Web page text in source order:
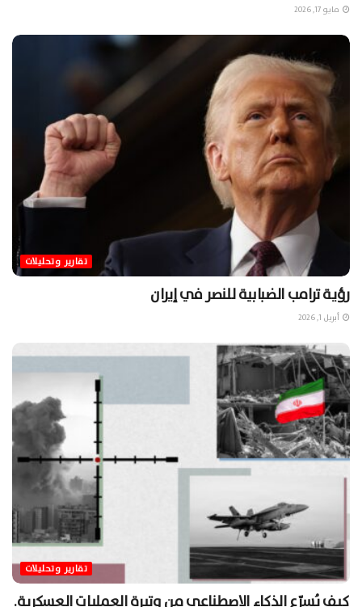
مايو 17, 2026
تقارير وتحليلات
رؤية ترامب الضبابية للنصر في إيران
أبريل 1, 2026
تقارير وتحليلات